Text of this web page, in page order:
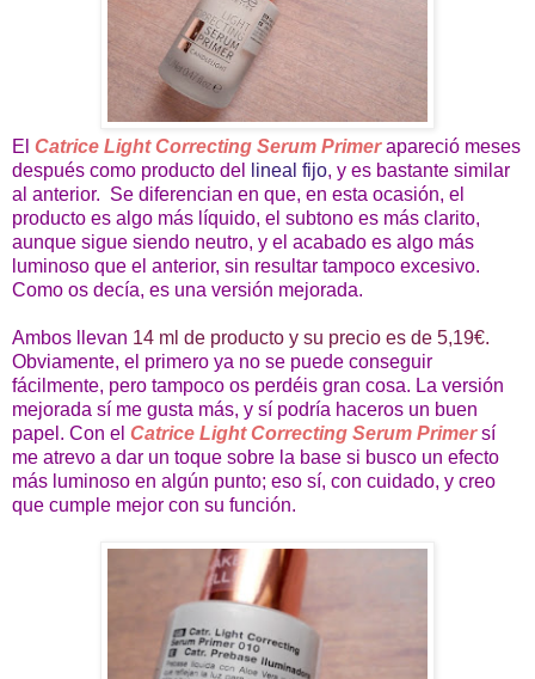
El Catrice Light Correcting Serum Primerapareció meses
después como producto del
lineal fijo, y es bastante similar
al anterior. Se diferencian en que, en esta ocasión, el
producto es algo más líquido, el subtono es más clarito,
aunque sigue siendo neutro, y el acabado es algo más
luminoso que el anterior, sin resultar tampoco excesivo.
Como os decía, es una versión mejorada.
Ambos llevan 14 ml de producto y su precio es de 5,19€.
Obviamente, el primero ya no se puede conseguir
fácilmente, pero tampoco os perdéis gran cosa. La versión
mejorada sí me gusta más, y sí podría haceros un buen
papel. Con el Catrice Light Correcting Serum Primersí
me atrevo a dar un toque sobre la base si busco un efecto
más luminoso en algún punto; eso sí, con cuidado, y creo
que cumple mejor con su función.